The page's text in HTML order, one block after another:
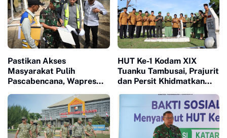
Pastikan Akses
Masyarakat Pulih
Pascabencana, Wapres
Jembatan Gantung
Kendawi
HUT Ke-1 Kodam XIX
Tuanku Tambusai, Prajurit
dan Persit Khidmatkan
Kusuma Dharma